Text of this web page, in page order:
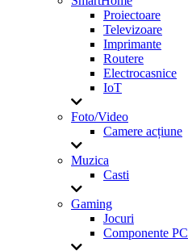
Proiectoare
Televizoare
Imprimante
Routere
Electrocasnice
IoT
Foto/Video
Camere acțiune
Muzica
Casti
Gaming
Jocuri
Componente PC